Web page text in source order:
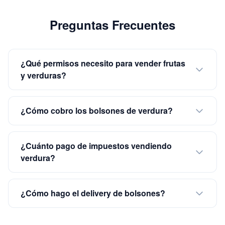
Preguntas Frecuentes
¿Qué permisos necesito para vender frutas
y verduras?
¿Cómo cobro los bolsones de verdura?
¿Cuánto pago de impuestos vendiendo
verdura?
¿Cómo hago el delivery de bolsones?